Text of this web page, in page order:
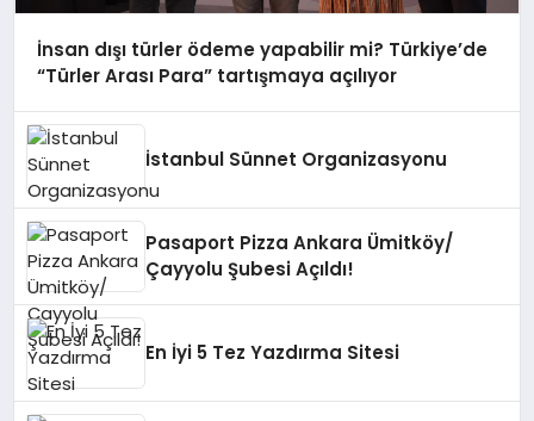
İnsan dışı türler ödeme yapabilir mi? Türkiye’de
“Türler Arası Para” tartışmaya açılıyor
İstanbul Sünnet Organizasyonu
Pasaport Pizza Ankara Ümitköy/
Çayyolu Şubesi Açıldı!
En İyi 5 Tez Yazdırma Sitesi